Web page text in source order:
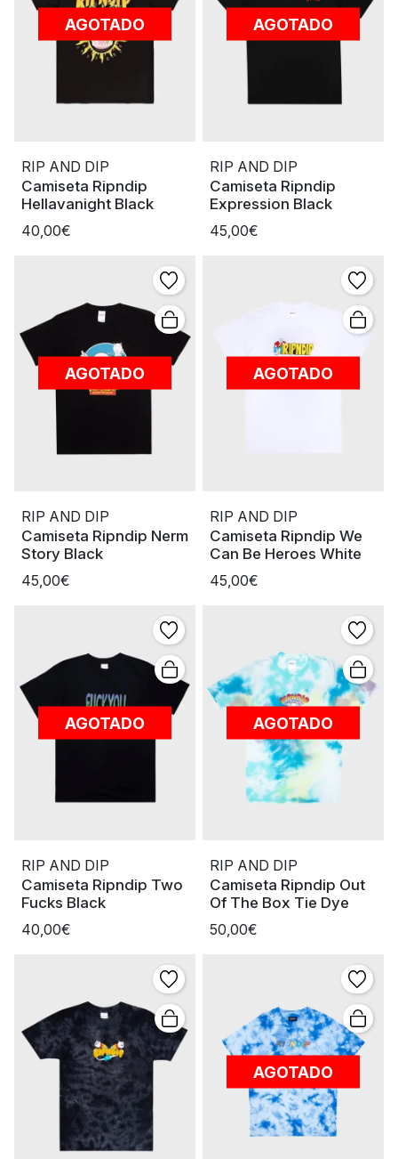
AGOTADO
RIP AND DIP
Camiseta Ripndip
Hellavanight Black
40,00€
AGOTADO
RIP AND DIP
Camiseta Ripndip
Expression Black
45,00€
AGOTADO
RIP AND DIP
Camiseta Ripndip Nerm
Story Black
45,00€
AGOTADO
RIP AND DIP
Camiseta Ripndip We
Can Be Heroes White
45,00€
AGOTADO
RIP AND DIP
Camiseta Ripndip Two
Fucks Black
40,00€
AGOTADO
RIP AND DIP
Camiseta Ripndip Out
Of The Box Tie Dye
50,00€
AGOTADO